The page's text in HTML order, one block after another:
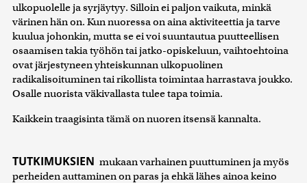
ulkopuolelle ja syrjäytyy. Silloin ei paljon vaikuta, minkä
värinen hän on. Kun nuoressa on aina aktiviteettia ja tarve
kuulua johonkin, mutta se ei voi suuntautua puutteellisen
osaamisen takia työhön tai jatko-opiskeluun, vaihtoehtoina
ovat järjestyneen yhteiskunnan ulkopuolinen
radikalisoituminen tai rikollista toimintaa harrastava joukko.
Osalle nuorista väkivallasta tulee tapa toimia.
Kaikkein traagisinta tämä on nuoren itsensä kannalta.
TUTKIMUKSIEN mukaan varhainen puuttuminen ja myös
perheiden auttaminen on paras ja ehkä lähes ainoa keino